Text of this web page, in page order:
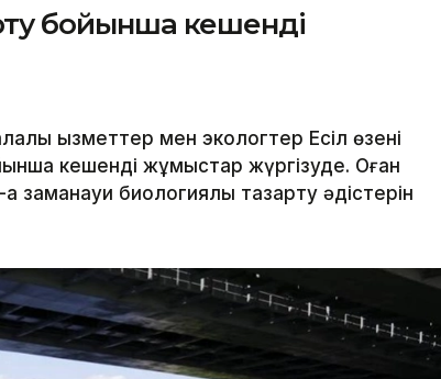
бойынша кешенді
қызметтер мен экологтер Есіл өзені
кешенді жұмыстар жүргізуде. Оған
заманауи биологиялық тазарту әдістерін